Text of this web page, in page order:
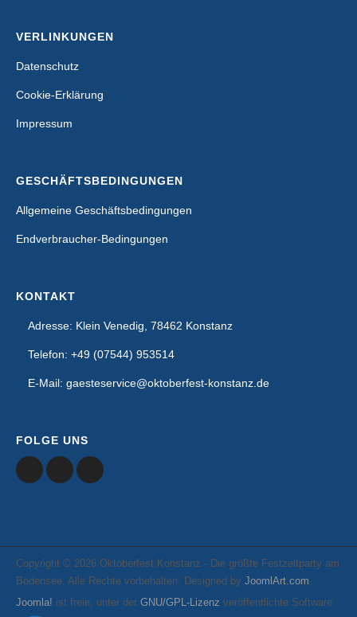
VERLINKUNGEN
Datenschutz
Cookie-Erklärung
Impressum
GESCHÄFTSBEDINGUNGEN
Allgemeine Geschäftsbedingungen
Endverbraucher-Bedingungen
KONTAKT
Adresse: Klein Venedig, 78462 Konstanz
Telefon: +49 (07544) 953514
E-Mail: gaesteservice@oktoberfest-konstanz.de
FOLGE UNS
Copyright © 2026 Oktoberfest Konstanz - Die größte Festzeltparty am
Bodensee. Alle Rechte vorbehalten. Designed by JoomlArt.com.
Joomla! ist freie, unter der GNU/GPL-Lizenz veröffentlichte Software.